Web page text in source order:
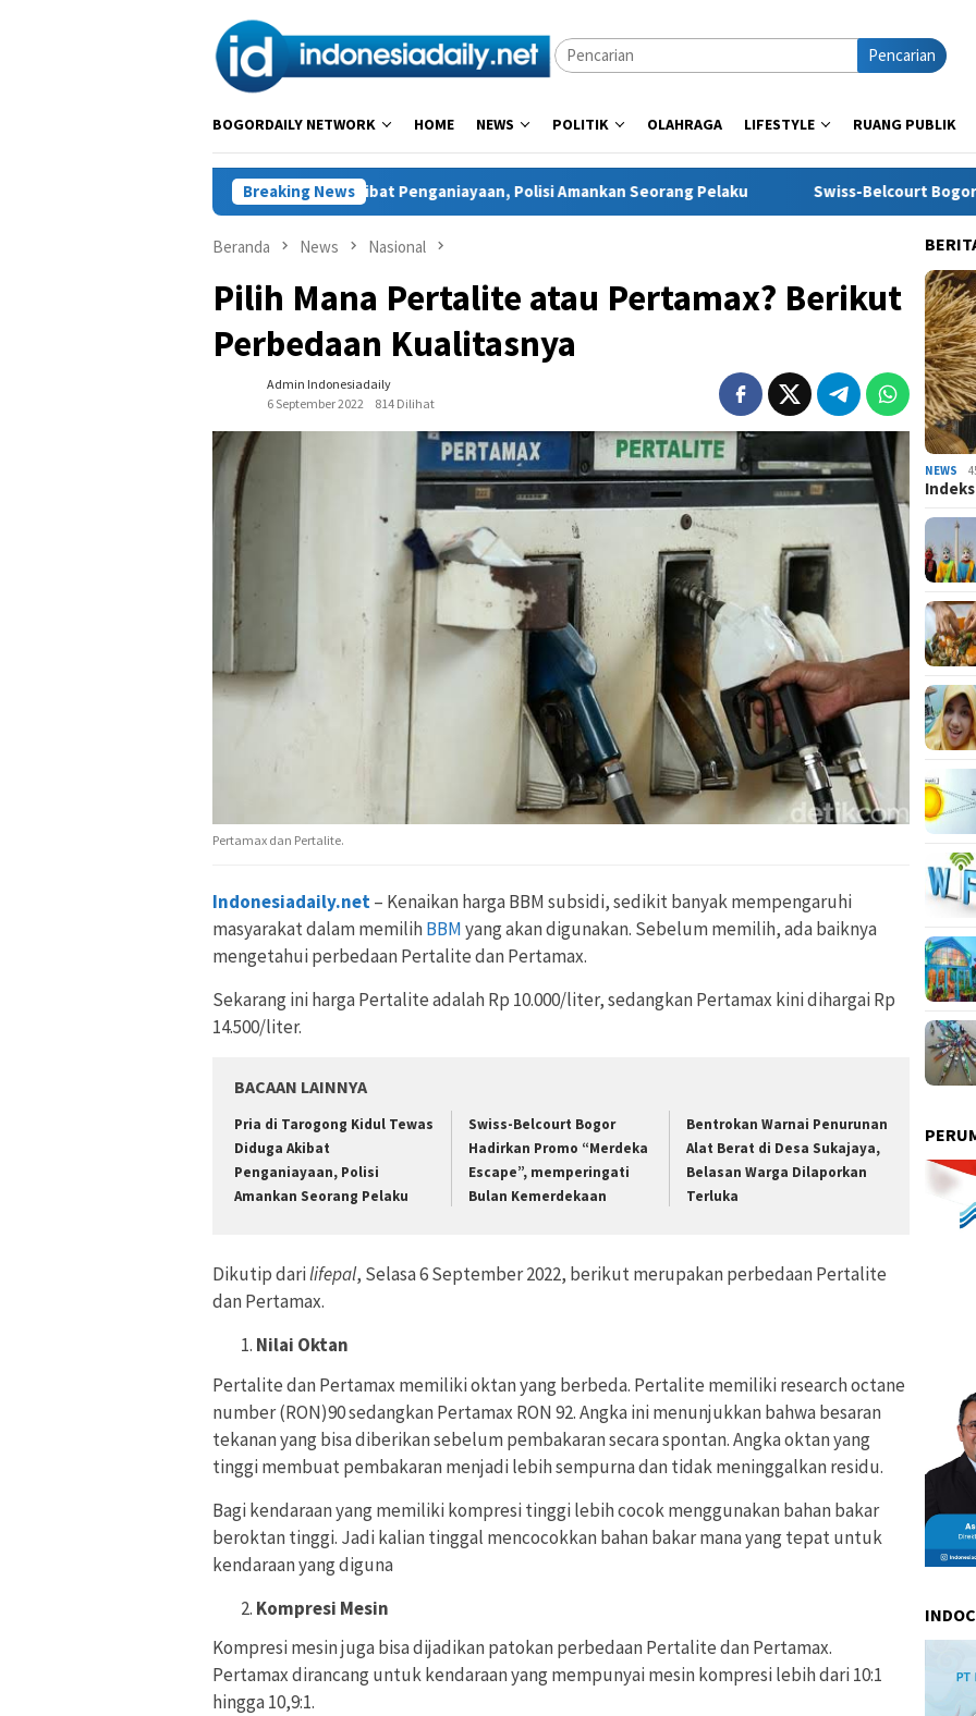
Pencarian
BOGORDAILY NETWORK HOME NEWS POLITIK OLAHRAGA LIFESTYLE RUANG PUBLIK
Breaking News
Kidul Tewas Diduga Akibat Penganiayaan, Polisi Amankan Seorang Pelaku Swiss-Belcourt Bogor Hadirkan Promo
Beranda News Nasional
Pilih Mana Pertalite atau Pertamax? Berikut
Perbedaan Kualitasnya
Admin Indonesiadaily
6 September 2022
814 Dilihat
Pertamax dan Pertalite.
Indonesiadaily.net– Kenaikan harga BBM subsidi, sedikit banyak mempengaruhi
masyarakat dalam memilihBBMyang akan digunakan. Sebelum memilih, ada baiknya
mengetahui perbedaan Pertalite dan Pertamax.
Sekarang ini harga Pertalite adalah Rp 10.000/liter, sedangkan Pertamax kini dihargai Rp
14.500/liter.
BACAAN LAINNYA
Pria di Tarogong Kidul Tewas
Diduga Akibat
Penganiayaan, Polisi
Amankan Seorang Pelaku
Swiss-Belcourt Bogor
Hadirkan Promo “Merdeka
Escape”, memperingati
Bulan Kemerdekaan
Bentrokan Warnai Penurunan
Alat Berat di Desa Sukajaya,
Belasan Warga Dilaporkan
Terluka
Dikutip darilifepal, Selasa 6 September 2022, berikut merupakan perbedaan Pertalite
dan Pertamax.
Nilai Oktan
Pertalite dan Pertamax memiliki oktan yang berbeda. Pertalite memiliki research octane
number (RON)90 sedangkan Pertamax RON 92. Angka ini menunjukkan bahwa besaran
tekanan yang bisa diberikan sebelum pembakaran secara spontan. Angka oktan yang
tinggi membuat pembakaran menjadi lebih sempurna dan tidak meninggalkan residu.
Bagi kendaraan yang memiliki kompresi tinggi lebih cocok menggunakan bahan bakar
beroktan tinggi. Jadi kalian tinggal mencocokkan bahan bakar mana yang tepat untuk
kendaraan yang diguna
Kompresi Mesin
Kompresi mesin juga bisa dijadikan patokan perbedaan Pertalite dan Pertamax.
Pertamax dirancang untuk kendaraan yang mempunyai mesin kompresi lebih dari 10:1
hingga 10,9:1.
NEWS